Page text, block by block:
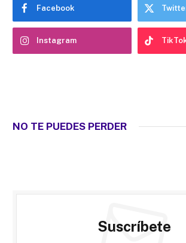
Facebook
Instagram
NO TE PUEDES PERDER
Suscríbete